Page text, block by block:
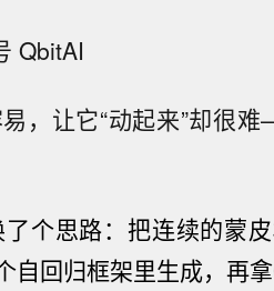
QbitAI
，让它“动起来”却很
个思路：把连续的蒙
自回归框架里生成，再